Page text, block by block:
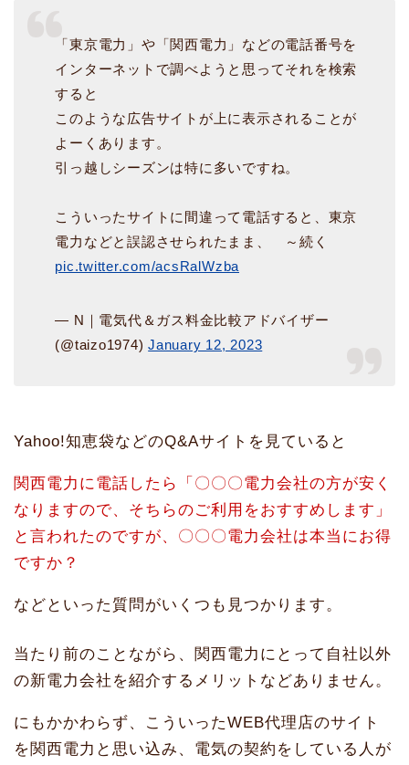
「東京電力」や「関西電力」などの電話番号を
インターネットで調べようと思ってそれを検索
すると
このような広告サイトが上に表示されることが
よーくあります。
引っ越しシーズンは特に多いですね。
こういったサイトに間違って電話すると、東京
電力などと誤認させられたまま、 ～続く
pic.twitter.com/acsRalWzba
— N｜電気代＆ガス料金比較アドバイザー
(@taizo1974)January 12, 2023
Yahoo!知恵袋などのQ&Aサイトを見ていると
関西電力に電話したら「〇〇〇電力会社の方が安く
なりますので、そちらのご利用をおすすめします」
と言われたのですが、〇〇〇電力会社は本当にお得
ですか？
などといった質問がいくつも見つかります。
当たり前のことながら、関西電力にとって自社以外
の新電力会社を紹介するメリットなどありません。
にもかかわらず、こういったWEB代理店のサイト
を関西電力と思い込み、電気の契約をしている人が